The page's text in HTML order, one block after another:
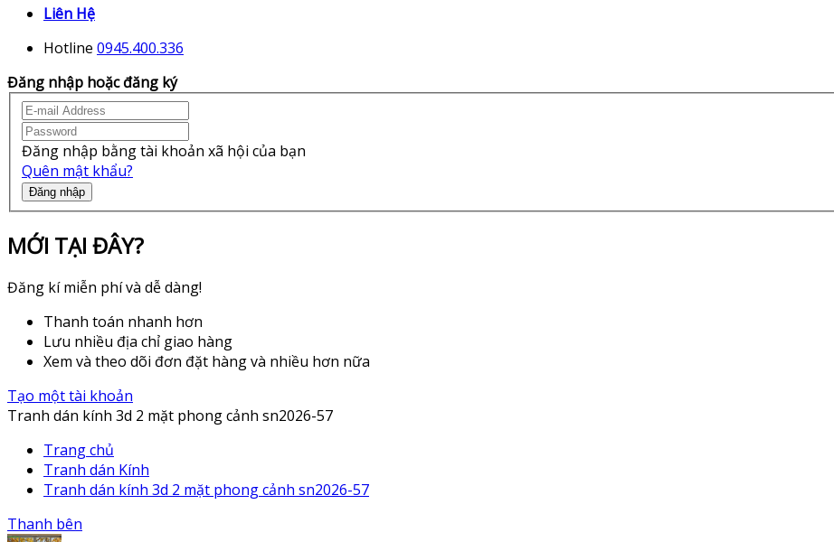
Liên Hệ
Hotline 0945.400.336
Đăng nhập hoặc đăng ký
Đăng nhập bằng tài khoản xã hội của bạn
Quên mật khẩu?
Đăng nhập
MỚI TẠI ĐÂY?
Đăng kí miễn phí và dễ dàng!
Thanh toán nhanh hơn
Lưu nhiều địa chỉ giao hàng
Xem và theo dõi đơn đặt hàng và nhiều hơn nữa
Tạo một tài khoản
Tranh dán kính 3d 2 mặt phong cảnh sn2026-57
Trang chủ
Tranh dán Kính
Tranh dán kính 3d 2 mặt phong cảnh sn2026-57
Thanh bên